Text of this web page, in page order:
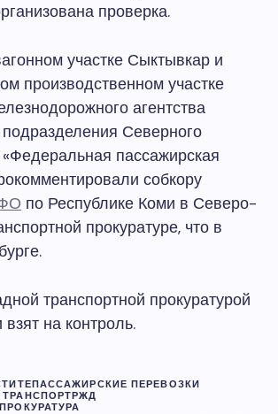
проверка.
участке Сыктывкар и
производственном участке
агентства
подразделения Северного
пассажирская
собкору
по Республике Коми в Северо-
прокуратуре, что в
транспортной прокуратурой
на контроль.
ПАССАЖИРСКИЕ ПЕРЕВОЗКИ
РЖД